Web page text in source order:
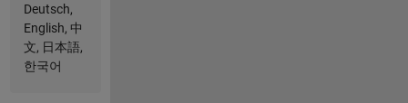
Deutsch,
English, 中
文, 日本語,
한국어